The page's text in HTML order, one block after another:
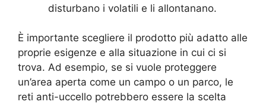
disturbano i volatili e li allontanano.
È importante scegliere il prodotto più adatto alle
proprie esigenze e alla situazione in cui ci si
trova. Ad esempio, se si vuole proteggere
un’area aperta come un campo o un parco, le
reti anti-uccello potrebbero essere la scelta